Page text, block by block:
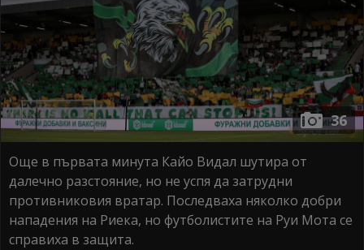
36
Още в първата минута Кайо Видал шутира от
далечно разстояние, но не успя да затрудни
противниковия вратар. Последваха няколко добри
нападения на Риека, но футболистите на Руи Мота се
справиха в защита.